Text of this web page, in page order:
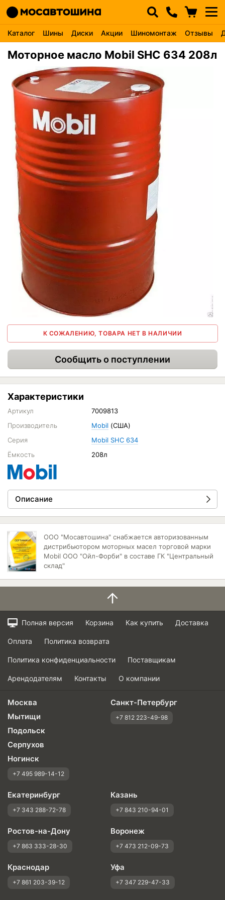
Каталог Шины Диски Акции Шиномонтаж Отзывы
Моторное масло Mobil SHC 634 208л
К СОЖАЛЕНИЮ, ТОВАРА НЕТ В НАЛИЧИИ
Сообщить о поступлении
Характеристики
Артикул
7009813
Производитель
Mobil (США)
Серия
Mobil SHC 634
Ёмкость
208л
Описание
ООО "Мосавтошина" снабжается авторизованным
дистрибьютором моторных масел торговой марки
Mobil ООО "Ойл-Форби" в составе ГК "Центральный
склад"
Полная версия Корзина Как купить Доставка
Оплата Политика возврата
Политика конфиденциальности Поставщикам
Арендодателям Контакты О компании
Москва
Мытищи
Подольск
Серпухов
Ногинск
+7 495 989-14-12
Санкт-Петербург
+7 812 223-49-98
Екатеринбург
+7 343 288-72-78
Казань
+7 843 210-94-01
Ростов-на-Дону
+7 863 333-28-30
Воронеж
+7 473 212-09-73
Краснодар
+7 861 203-39-12
Уфа
+7 347 229-47-33